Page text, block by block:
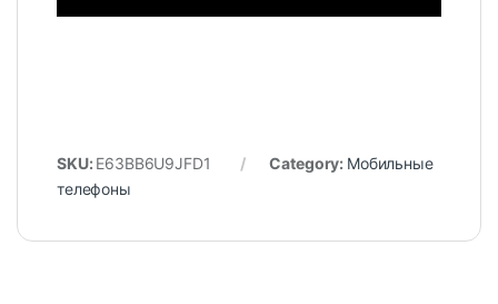
SKU: E63BB6U9JFD1 Category: Мобильные
телефоны